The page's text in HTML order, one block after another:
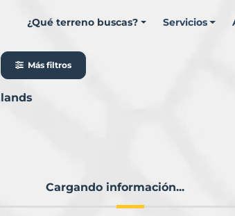
¿Qué terreno buscas? Servicios
Más filtros
Cargando información...